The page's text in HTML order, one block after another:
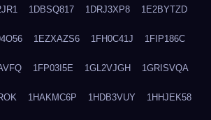
1DBSQ817 1DRJ3XP8 1E2BYTZD
1EZXAZS6 1FH0C41J 1FIP186C
1FP03I5E 1GL2VJGH 1GRISVQA
1HAKMC6P 1HDB3VUY 1HHJEK58